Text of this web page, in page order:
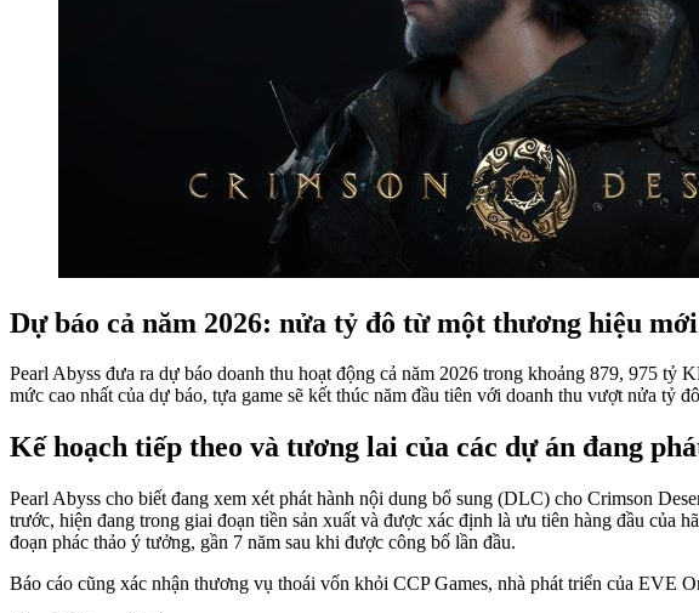
Dự báo cả năm 2026: nửa tỷ đô từ một thương hiệu mới
Pearl Abyss đưa ra dự báo doanh thu hoạt động cả năm 2026 trong khoảng 879, 975
mức cao nhất của dự báo, tựa game sẽ kết thúc năm đầu tiên với doanh thu vượt nửa tỷ
Kế hoạch tiếp theo và tương lai của các dự án đang
Pearl Abyss cho biết đang xem xét phát hành nội dung bổ sung (DLC) cho Crimson
trước, hiện đang trong giai đoạn tiền sản xuất và được xác định là ưu tiên hàng đầu của
đoạn phác thảo ý tưởng, gần 7 năm sau khi được công bố lần đầu.
Báo cáo cũng xác nhận thương vụ thoái vốn khỏi CCP Games, nhà phát triển của EVE